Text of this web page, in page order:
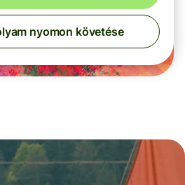
nyomon követése